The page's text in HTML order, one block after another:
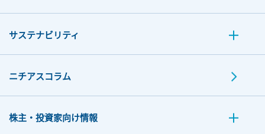
サステナビリティ
ニチアスコラム
株主・投資家向け情報